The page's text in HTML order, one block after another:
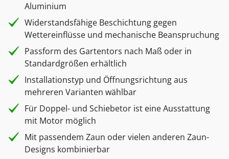
Aluminium
Widerstandsfähige Beschichtung gegen
Wettereinflüsse und mechanische Beanspruchung
Passform des Gartentors nach Maß oder in
Standardgrößen erhältlich
Installationstyp und Öffnungsrichtung aus
mehreren Varianten wählbar
Für Doppel- und Schiebetor ist eine Ausstattung
mit Motor möglich
Mit passendem Zaun oder vielen anderen Zaun-
Designs kombinierbar